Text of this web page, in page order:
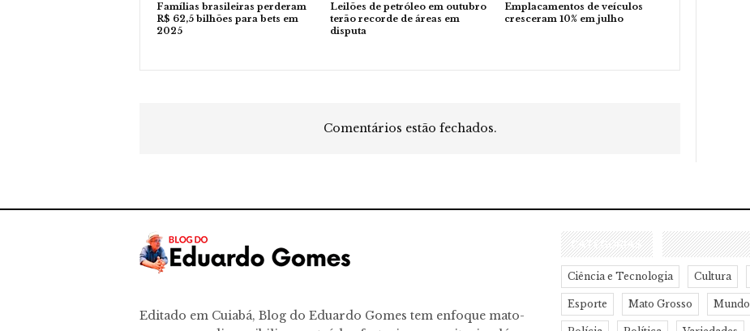
Famílias brasileiras perderam
R$ 62,5 bilhões para bets em
2025
Leilões de petróleo em outubro
terão recorde de áreas em
disputa
Emplacamentos de veículos
cresceram 10% em julho
Comentários estão fechados.
Editado em Cuiabá, Blog do Eduardo Gomes tem enfoque mato-
CATEGORIAS
Ciência e Tecnologia Cultura
Esporte Mato Grosso Mundo